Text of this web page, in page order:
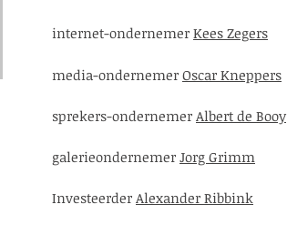
internet-ondernemer Kees Zegers
media-ondernemer Oscar Kneppers
sprekers-ondernemer Albert de Booy
galerieondernemer Jorg Grimm
Investeerder Alexander Ribbink